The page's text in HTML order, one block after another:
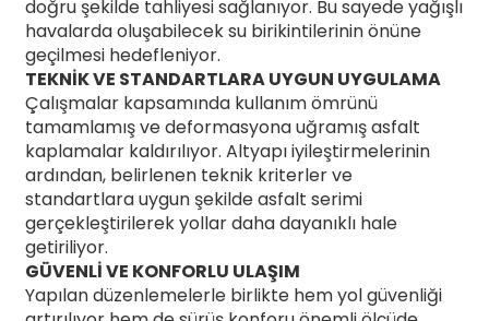
doğru şekilde tahliyesi sağlanıyor. Bu sayede yağışlı
havalarda oluşabilecek su birikintilerinin önüne
geçilmesi hedefleniyor.
TEKNİK VE STANDARTLARA UYGUN UYGULAMA
Çalışmalar kapsamında kullanım ömrünü
tamamlamış ve deformasyona uğramış asfalt
kaplamalar kaldırılıyor. Altyapı iyileştirmelerinin
ardından, belirlenen teknik kriterler ve
standartlara uygun şekilde asfalt serimi
gerçekleştirilerek yollar daha dayanıklı hale
getiriliyor.
GÜVENLİ VE KONFORLU ULAŞIM
Yapılan düzenlemelerle birlikte hem yol güvenliği